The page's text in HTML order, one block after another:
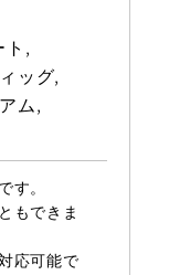
ッグ
ム
。
もできま
応可能で